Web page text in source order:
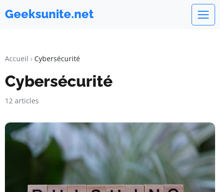
Geeksunite.net
Accueil Cybersécurité
Cybersécurité
12 articles